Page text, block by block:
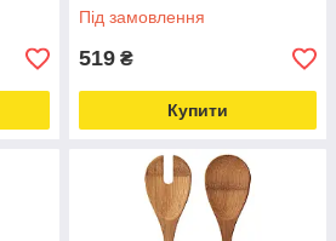
Під замовлення
519 ₴
Купити